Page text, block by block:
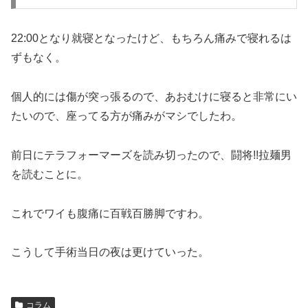
22:00となり就寝となったけど、もちろん痛みで寝れるは
ずもなく。
個人的には傷が突っ張るので、あおむけに寝ると非常にい
たいので、座ってる方が痛みがマシでしたわ。
前日にテラフォーマーズを読み切ったので、闘将!!拉麺男
を読むことに。
これでワイも腹痛に百戦百勝脚ですわ。
こうして手術当日の夜は更けていった。
コラム